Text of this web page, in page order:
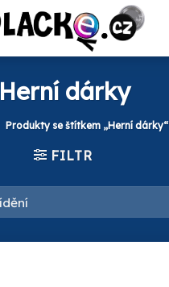
Herní dárky
Produkty se štítkem „Herní dárky“
FILTR